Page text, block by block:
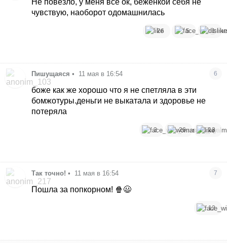
чувствую, наоборот одомашнилась
26 5 1
Пишущаяся • 11 мая в 16:54 6
боже как же хорошо что я не спетляла в эти
бомжотуры.деньги не выкатала и здоровье не
потеряла
3 26 13
Так точно! • 11 мая в 16:54 7
Пошла за попкорном! 🍿😃
12